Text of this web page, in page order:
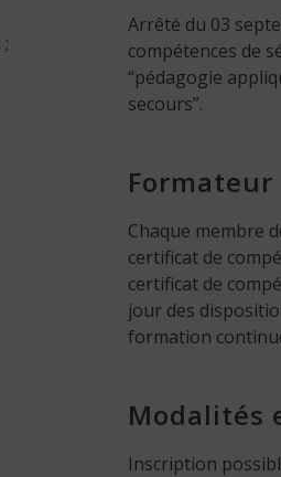
Arrêté du 03
compétences de
“pédagogie
secours”.
Formateur
Chaque membre
certificat de
certificat de
jour des
formation
Modalités
Inscription